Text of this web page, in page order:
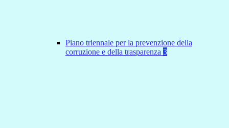
Piano triennale per la prevenzione della
corruzione e della trasparenza 3